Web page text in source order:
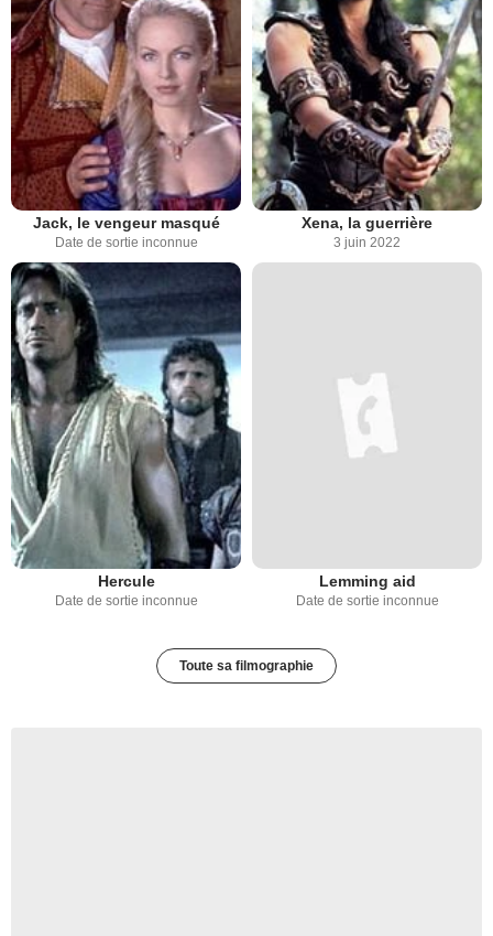
Jack, le vengeur masqué
Date de sortie inconnue
Xena, la guerrière
3 juin 2022
Hercule
Date de sortie inconnue
Lemming aid
Date de sortie inconnue
Toute sa filmographie